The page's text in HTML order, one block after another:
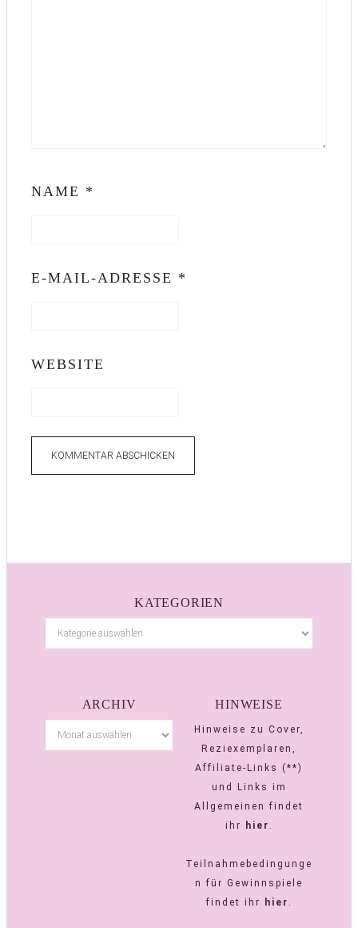
NAME *
E-MAIL-ADRESSE *
WEBSITE
KATEGORIEN
ARCHIV HINWEISE
Hinweise zu Cover,
Reziexemplaren,
Affiliate-Links (**)
und Links im
Allgemeinen findet
ihr
hier .
Teilnahmebedingunge
n für Gewinnspiele
findet ihr
hier .